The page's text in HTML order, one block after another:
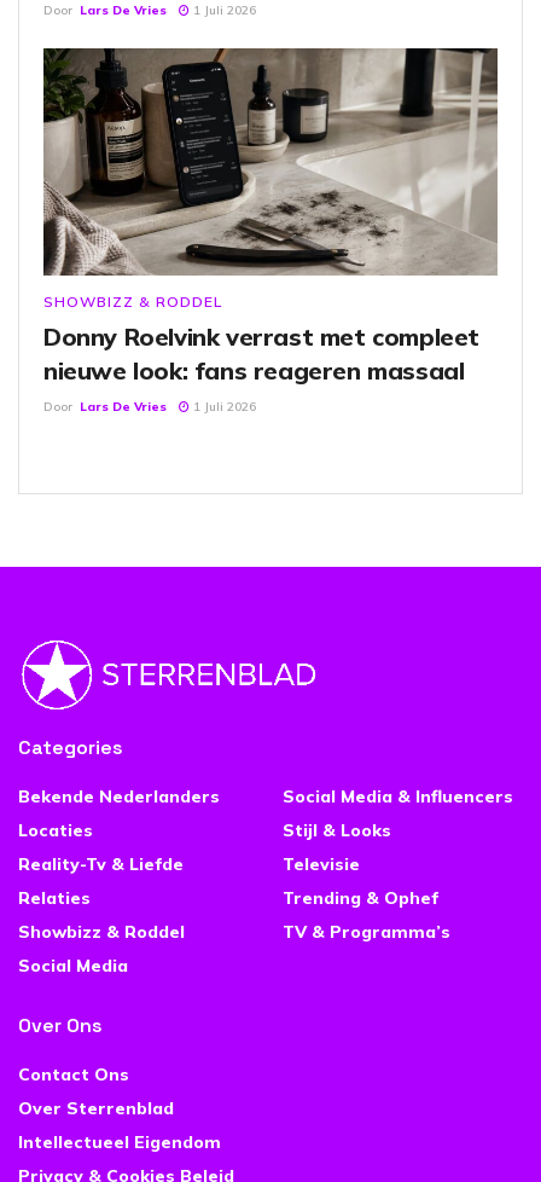
Door Lars De Vries 1 Juli 2026
SHOWBIZZ & RODDEL
Donny Roelvink verrast met compleet
nieuwe look: fans reageren massaal
Door Lars De Vries 1 Juli 2026
Categories
Bekende Nederlanders
Locaties
Reality-Tv & Liefde
Relaties
Showbizz & Roddel
Social Media
Social Media & Influencers
Stijl & Looks
Televisie
Trending & Ophef
TV & Programma’s
Over Ons
Contact Ons
Over Sterrenblad
Intellectueel Eigendom
Privacy & Cookies Beleid